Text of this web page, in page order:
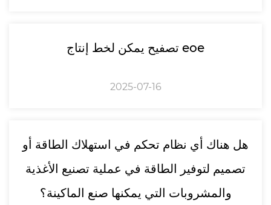
تصفيح يمكن لخط إنتاج eoe
2025-07-16
هل هناك أي نظام تحكم في استهلاك الطاقة أو
تصميم لتوفير الطاقة في عملية تصنيع الأغذية
والمشروبات التي يمكنها صنع الماكينة؟